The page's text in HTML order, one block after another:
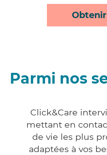
Parmi nos
Click&Care
mettant en
de vie les plus
adaptées à vos